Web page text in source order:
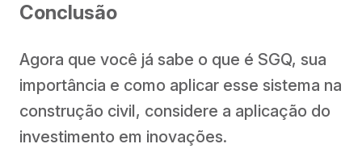
Conclusão
Agora que você já sabe o que é SGQ, sua
importância e como aplicar esse sistema na
construção civil, considere a aplicação do
investimento em inovações.